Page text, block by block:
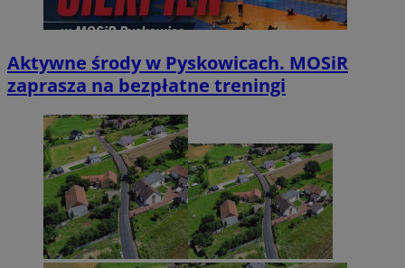
Aktywne środy w Pyskowicach. MOSiR
zaprasza na bezpłatne treningi